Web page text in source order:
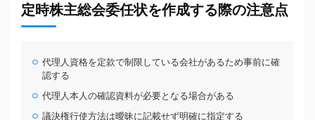
定時株主総会委任状を作成する際の注意点
代理人資格を定款で制限している会社があるため事前に確
認する
代理人本人の確認資料が必要となる場合がある
議決権行使方法は曖昧に記載せず明確に指定する